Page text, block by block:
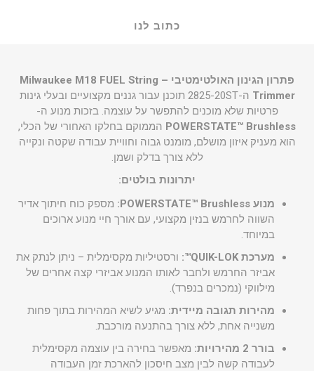
כתוב לנו
פתרון הגינון האולטימטיבי – Milwaukee M18 FUEL String
Trimmer
ה-2825-20ST תוכנן עבור גננים מקצועיים ובעלי גינות
פרטיות שלא מוכנים להתפשר על עוצמה. בזכות מנוע ה-
POWERSTATE™ Brushless הממוקם בחלקו האחורי של הכלי,
הוא מעניק איזון מושלם, מומנט גבוה וחוויית עבודה שקטה ונקייה
ללא צורך בדלק ושמן.
יתרונות בולטים:
מנוע POWERSTATE™ Brushless:
מספק כוח חיתוך אדיר
השווה לחרמש בנזין מקצועי, עם אורך חיי מנוע ארוכים
במיוחד.
מערכת QUIK-LOK™:
ורסטיליות מקסימלית – ניתן לנתק את
אביזר החרמש ולחבר לאותו המנוע אביזרי קצה אחרים של
מילווקי (נמכרים בנפרד).
מהירות תגובה מיידית: מגיע לשיא המהירות בתוך פחות
משנייה אחת, ללא צורך בהתנעה מורכבת.
בורר 2 מהירויות:
מאפשר בחירה בין עוצמה מקסימלית
לעבודה קשה לבין מצב חיסכון להארכת זמן העבודה